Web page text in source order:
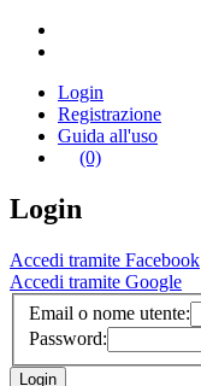
Login
Registrazione
Guida all'uso
(0)
Login
Accedi tramite Facebook
Accedi tramite Google
Email o nome utente:
Password: